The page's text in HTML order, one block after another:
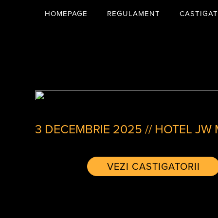
HOMEPAGE REGULAMENT
3 DECEMBRIE 2025 //HOTEL JW
VEZI CASTIGATORII